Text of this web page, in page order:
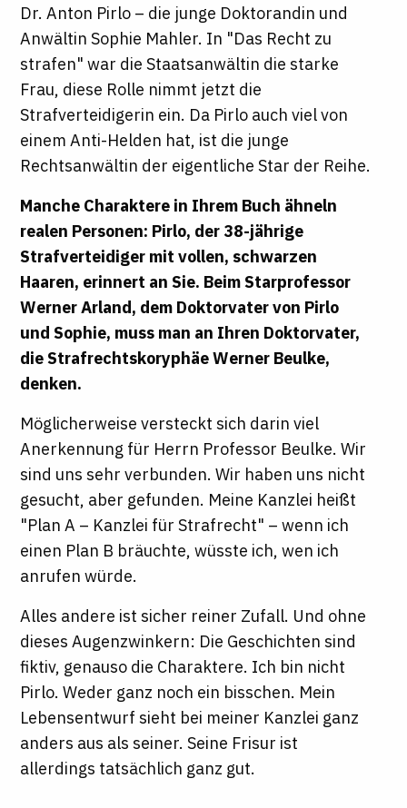
Dr. Anton Pirlo – die junge Doktorandin und
Anwältin Sophie Mahler. In "Das Recht zu
strafen" war die Staatsanwältin die starke
Frau, diese Rolle nimmt jetzt die
Strafverteidigerin ein. Da Pirlo auch viel von
einem Anti-Helden hat, ist die junge
Rechtsanwältin der eigentliche Star der Reihe.
Manche Charaktere in Ihrem Buch ähneln
realen Personen: Pirlo, der 38-jährige
Strafverteidiger mit vollen, schwarzen
Haaren, erinnert an Sie. Beim Starprofessor
Werner Arland, dem Doktorvater von Pirlo
und Sophie, muss man an Ihren Doktorvater,
die Strafrechtskoryphäe Werner Beulke,
denken.
Möglicherweise versteckt sich darin viel
Anerkennung für Herrn Professor Beulke. Wir
sind uns sehr verbunden. Wir haben uns nicht
gesucht, aber gefunden. Meine Kanzlei heißt
"Plan A – Kanzlei für Strafrecht" – wenn ich
einen Plan B bräuchte, wüsste ich, wen ich
anrufen würde.
Alles andere ist sicher reiner Zufall. Und ohne
dieses Augenzwinkern: Die Geschichten sind
fiktiv, genauso die Charaktere. Ich bin nicht
Pirlo. Weder ganz noch ein bisschen. Mein
Lebensentwurf sieht bei meiner Kanzlei ganz
anders aus als seiner. Seine Frisur ist
allerdings tatsächlich ganz gut.